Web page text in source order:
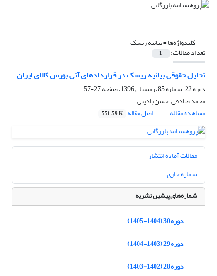
کلیدواژه‌ها =بیانیه ریسک
تعداد مقالات: 1
تحلیل حقوقی بیانیه ریسک در قراردادهای آتی بورس کالای ایران
دوره 22، شماره 85، زمستان 1396، صفحه
27-57
محمد صادقی، حسن بادینی
مشاهده مقاله
اصل مقاله 551.59 K
مقالات آماده انتشار
شماره جاری
شماره‌های پیشین نشریه
دوره 30 (1404-1405)
دوره 29 (1403-1404)
دوره 28 (1402-1403)